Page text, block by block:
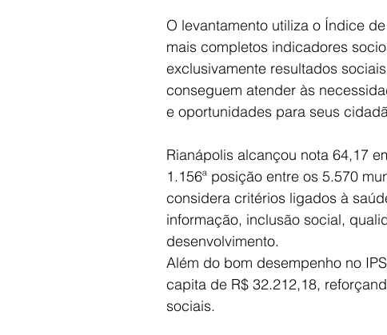
O levantamento utiliza o Índice
mais completos indicadores
exclusivamente resultados
conseguem atender às
e oportunidades para seus
Rianápolis alcançou nota 64,17
1.156ª posição entre os 5.570
considera critérios ligados à
informação, inclusão social,
desenvolvimento.
Além do bom desempenho no
capita de R$ 32.212,18,
sociais.